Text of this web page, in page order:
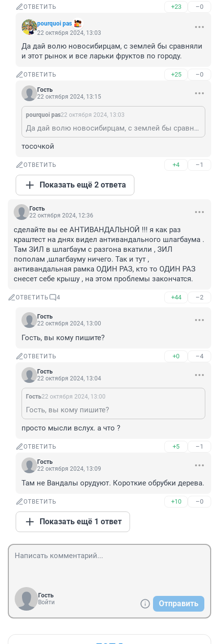
ОТВЕТИТЬ +23 –0
pourquoi pas
22 октября 2024, 13:03
Да дай волю новосибирцам, с землей бы сравняли
и этот рынок и все ларьки фруктов по городу.
ОТВЕТИТЬ +25 –0
Гость
22 октября 2024, 13:15
pourquoi pas22 октября 2024, 13:03
Да дай волю новосибирцам, с землей бы сравняли и этот рынок и все ларьки фруктов по городу.
тосочкой
ОТВЕТИТЬ +4 –1
Показать ещё 2 ответа
Гость
22 октября 2024, 12:36
сделайте вы ее АНТИВАНДАЛЬНОЙ !!! я как раз
краштест на днях видел антивандального шлагбаума .
Там ЗИЛ в шлагбаум с разгона вкатили , ЗИЛ
пополам ,шлагбауму ничего. Так и тут ,
антивандальная рамка ОДИН РАЗ, кто то ОДИН РАЗ
снесет себе крышу , на этом проблемы закончатся.
ОТВЕТИТЬ 4 +44 –2
Гость
22 октября 2024, 13:00
Гость, вы кому пишите?
ОТВЕТИТЬ +0 –4
Гость
22 октября 2024, 13:04
Гость22 октября 2024, 13:00
Гость, вы кому пишите?
просто мысли вслух. а что ?
ОТВЕТИТЬ +5 –1
Гость
22 октября 2024, 13:09
Там не Вандалы орудуют. Короткие обрубки дерева.
ОТВЕТИТЬ +10 –0
Показать ещё 1 ответ
Гость
Войти
Отправить